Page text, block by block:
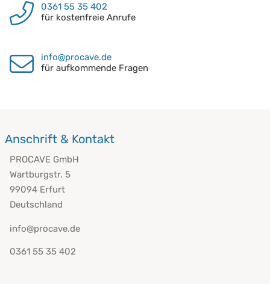
0361 55 35 402
für kostenfreie Anrufe
info@procave.de
für aufkommende Fragen
Anschrift & Kontakt
PROCAVE GmbH
Wartburgstr. 5
99094 Erfurt
Deutschland
info@procave.de
0361 55 35 402